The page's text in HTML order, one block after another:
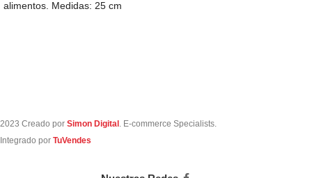
alimentos. Medidas: 25 cm
2023 Creado por Simon Digital . E-commerce Specialists.
Integrado por TuVendes